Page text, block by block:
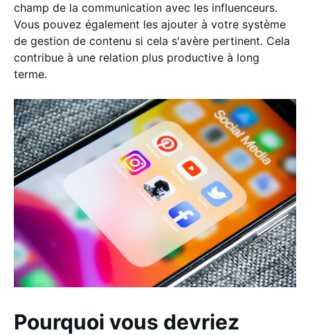
champ de la communication avec les influenceurs.
Vous pouvez également les ajouter à votre système
de gestion de contenu si cela s'avère pertinent. Cela
contribue à une relation plus productive à long
terme.
Pourquoi vous devriez